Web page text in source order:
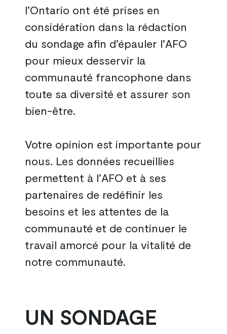
l’Ontario ont été prises en
considération dans la rédaction
du sondage afin d’épauler l’AFO
pour mieux desservir la
communauté francophone dans
toute sa diversité et assurer son
bien-être.
Votre opinion est importante pour
nous. Les données recueillies
permettent à l’AFO et à ses
partenaires de redéfinir les
besoins et les attentes de la
communauté et de continuer le
travail amorcé pour la vitalité de
notre communauté.
UN SONDAGE